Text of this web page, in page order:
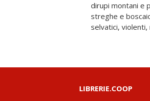
dirupi montani e
streghe e
selvatici, violenti,
Morte,
malinconia e la
LIBRERIE.COOP